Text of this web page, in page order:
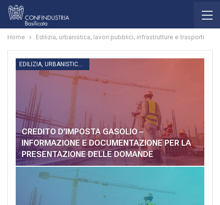
Home Edilizia, urbanistica, lavori pubblici, infrastrutture e trasporti
EDILIZIA, URBANISTICA, LAVORI PUBBLICI, INFRASTRUTTURE E TRASPORTI
CREDITO D’IMPOSTA GASOLIO –
INFORMAZIONE E DOCUMENTAZIONE PER LA
PRESENTAZIONE DELLE DOMANDE